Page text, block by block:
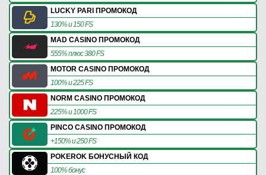
LUCKY PARI ПРОМОКОД
130% и 150 FS
MAD CASINO ПРОМОКОД
555% плюс 380 FS
MOTOR CASINO ПРОМОКОД
100% и 225 FS
NORM CASINO ПРОМОКОД
225% и 1000 FS
PINCO CASINO ПРОМОКОД
+150% и 250 FS
POKEROK БОНУСНЫЙ КОД
100% бонус